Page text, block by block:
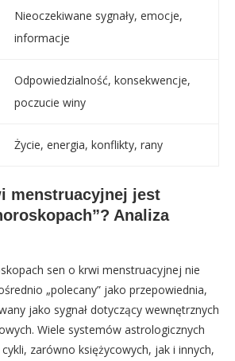
Nieoczekiwane sygnały, emocje,
informacje
Odpowiedzialność, konsekwencje,
poczucie winy
Życie, energia, konflikty, rany
menstruacyjnej jest
Analiza
sen o krwi menstruacyjnej nie
„polecany” jako przepowiednia,
jako sygnał dotyczący wewnętrznych
Wiele systemów astrologicznych
zarówno księżycowych, jak i innych,